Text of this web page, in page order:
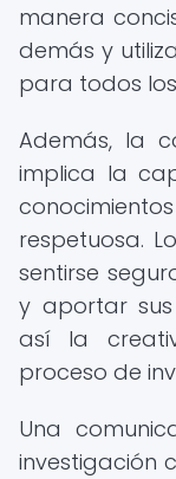
manera
demás y
para todos
Además, la
implica la
respetuosa.
sentirse
y aportar
así la
proceso de
Una
investigación